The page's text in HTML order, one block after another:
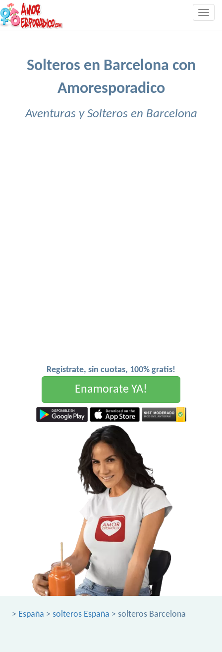
Solteros en Barcelona con
Amoresporadico
Aventuras y Solteros en Barcelona
Registrate, sin cuotas, 100% gratis!
Enamorate YA!
> España > solteros España > solteros Barcelona